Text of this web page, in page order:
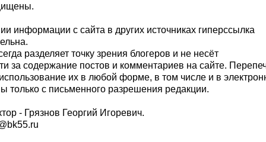
информации с сайта в других источниках гиперссылка
разделяет точку зрения блогеров и не несёт
за содержание постов и комментариев на сайте.
их в любой форме, в том числе и в
с письменного разрешения редакции.
- Грязнов Георгий Игоревич.